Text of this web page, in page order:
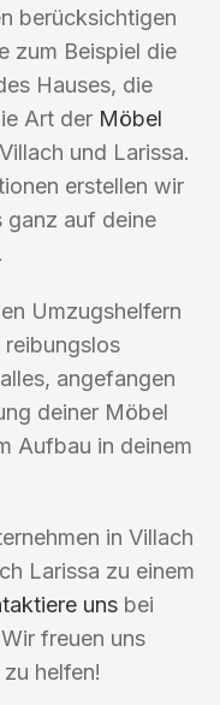
berücksichtigen
zum Beispiel die
Hauses, die
Art der Möbel
und Larissa.
erstellen wir
ganz auf deine
Umzugshelfern
angefangen
deiner Möbel
Aufbau in deinem
in Villach
Larissa zu einem
uns bei
freuen uns
helfen!